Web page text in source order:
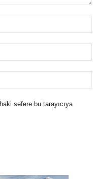
sefere bu tarayıcıya